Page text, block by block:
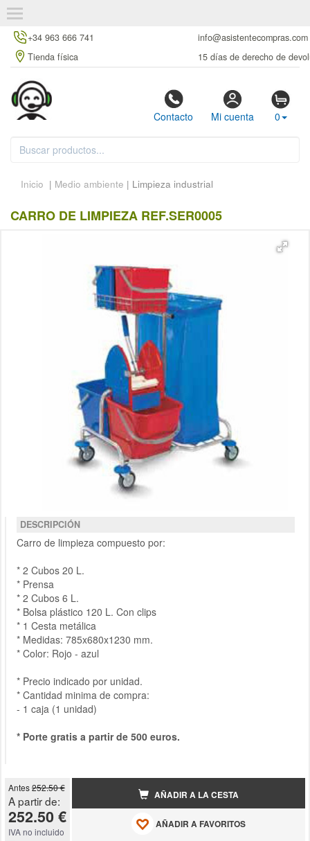
+34 963 666 741
info@asistentecompras.com
Tienda física
15 días de derecho de
Contacto Mi cuenta 0
Inicio | Medio ambiente | Limpieza industrial
CARRO DE LIMPIEZA REF.SER0005
DESCRIPCIÓN
Carro de limpieza compuesto por:
* 2 Cubos 20 L.
* Prensa
* 2 Cubos 6 L.
* Bolsa plástico 120 L. Con clips
* 1 Cesta metálica
* Medidas: 785x680x1230 mm.
* Color: Rojo - azul
* Precio indicado por unidad.
* Cantidad minima de compra:
- 1 caja (1 unidad)
* Porte gratis a partir de 500 euros.
Antes252.50 €
A partir de:
252.50 €
IVA no incluido
AÑADIR A LA CESTA
AÑADIR A FAVORITOS